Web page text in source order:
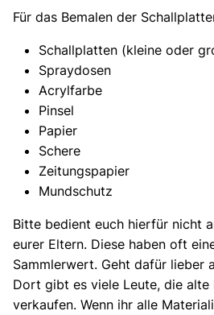
Für das Bemalen der
Schallplatten (kleine oder
Spraydosen
Acrylfarbe
Pinsel
Papier
Schere
Zeitungspapier
Mundschutz
Bitte bedient euch hierfür nicht
eurer Eltern. Diese haben oft
Sammlerwert. Geht dafür lieber
Dort gibt es viele Leute, die alte
verkaufen. Wenn ihr alle